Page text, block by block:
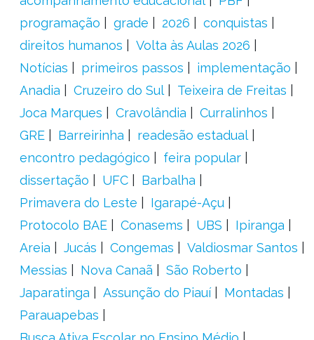
programação
grade 2026
conquistas
direitos humanos
Volta às Aulas 2026
Notícias
primeiros passos
implementação
Anadia
Cruzeiro do Sul
Teixeira de Freitas
Joca Marques
Cravolândia
Curralinhos
GRE
Barreirinha
readesão estadual
encontro pedagógico
feira popular
dissertação
UFC
Barbalha
Primavera do Leste
Igarapé-Açu
Protocolo BAE
Conasems UBS
Ipiranga
Areia
Jucás Congemas
Valdiosmar Santos
Messias
Nova Canaã
São Roberto
Japaratinga
Assunção do Piauí
Montadas
Parauapebas